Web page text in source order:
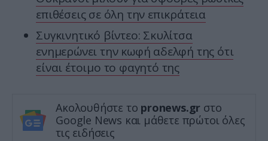
επιθέσεις σε όλη την επικράτεια
Συγκινητικό βίντεο: Σκυλίτσα
ενημερώνει την κωφή αδελφή της ότι
είναι έτοιμο το φαγητό της
Ακολουθήστε το pronews.gr στο
Google News και μάθετε πρώτοι όλες
τις ειδήσεις